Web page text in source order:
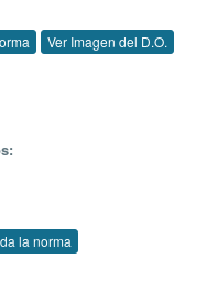
Ver Imagen del D.O.
la norma